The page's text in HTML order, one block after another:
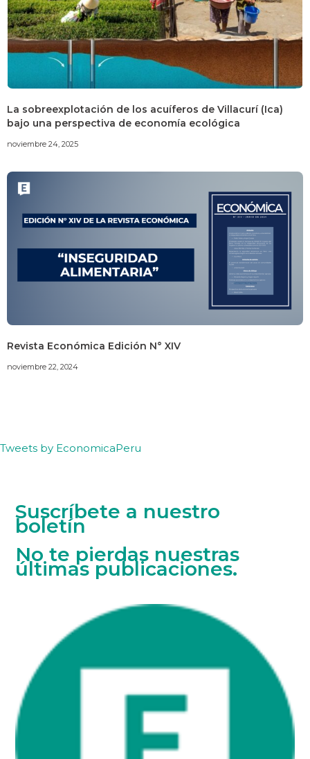
La sobreexplotación de los acuíferos de Villacurí (Ica)
bajo una perspectiva de economía ecológica
noviembre 24, 2025
Revista Económica Edición N° XIV
noviembre 22, 2024
Tweets by EconomicaPeru
Suscríbete a nuestro
boletín
No te pierdas nuestras
últimas publicaciones.